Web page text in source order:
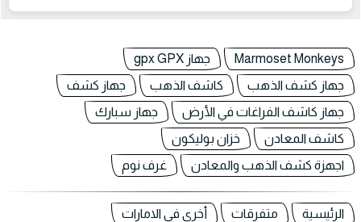
Marmoset Monkeys
جهاز gpx GPX
جهاز كشف الذهب
كاشف الذهب
جهاز كشف
جهاز كاشف الفراغات في الأرض
جهاز سبارك
كاشف المعادن
خزان بوليكون
اجهزة كشف الذهب والمعادن
غرف نوم
الرئيسية متفرقات أخرى في الامارات